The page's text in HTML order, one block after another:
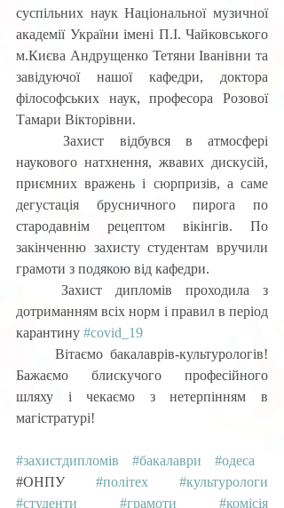
суспільних наук Національної музичної
академії України імені П.І. Чайковського
м.Києва Андрущенко Тетяни Іванівни та
завідуючої нашої кафедри, доктора
філософських наук, професора Розової
Тамари Вікторівни.
	Захист відбувся в атмосфері
наукового натхнення, жвавих дискусій,
приємних вражень і сюрпризів, а саме
дегустація брусничного пирога по
стародавнім рецептом вікінгів. По
закінченню захисту студентам вручили
грамоти з подякою від кафедри.
дотриманням всіх норм і правил в період
карантину #covid_19
Бажаємо блискучого професійного
шляху і чекаємо з нетерпінням в
магістратурі!
#захистдипломів #бакалаври #одеса
#ОНПУ #політех
#культурологи
#студенти
#грамоти
#комісія